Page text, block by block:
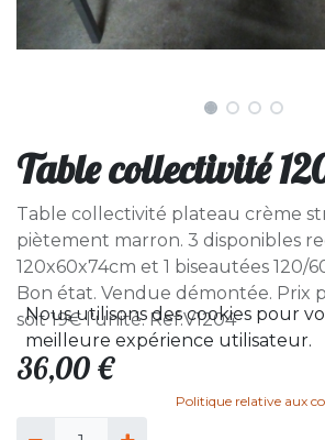
Table collectivité
Table collectivité plateau crème
piètement marron. 3 disponibles
120x60x74cm et 1 biseautées 120/
Bon état. Vendue démontée. Prix
soit 19€ l'unité. Ref:V1204
36,00 €
Nous utilisons des cookies pour
meilleure expérience utilisateur.
Politique relative aux